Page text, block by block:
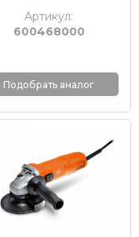
Артикул:
600468000
Подобрать аналог